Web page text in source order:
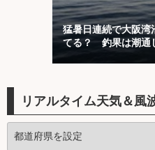
猛暑日連続で大阪湾
てる？ 釣果は潮通
リアルタイム天気＆風